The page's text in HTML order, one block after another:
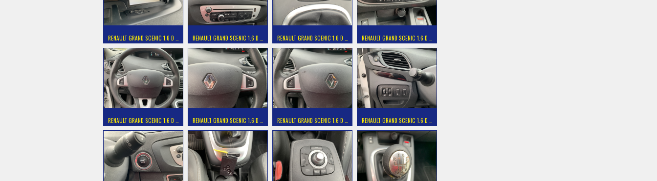
RENAULT GRAND SCENIC 1.6 D … RENAULT GRAND SCENIC 1.6 D … RENAULT GRAND SCENIC 1.6 D … RENAULT GRAND SCENIC 1.6 D …
RENAULT GRAND SCENIC 1.6 D … RENAULT GRAND SCENIC 1.6 D … RENAULT GRAND SCENIC 1.6 D … RENAULT GRAND SCENIC 1.6 D …